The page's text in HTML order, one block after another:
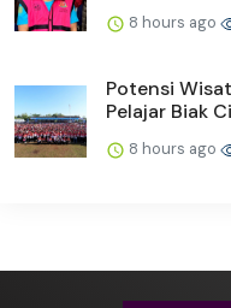
8 hours ago
Potensi
Pelajar Biak
8 hours ago